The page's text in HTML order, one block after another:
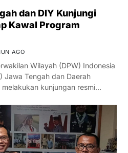
dan DIY Kunjungi
Kawal Program
AGO
Wilayah (DPW) Indonesia
Jawa Tengah dan Daerah
kunjungan resmi…